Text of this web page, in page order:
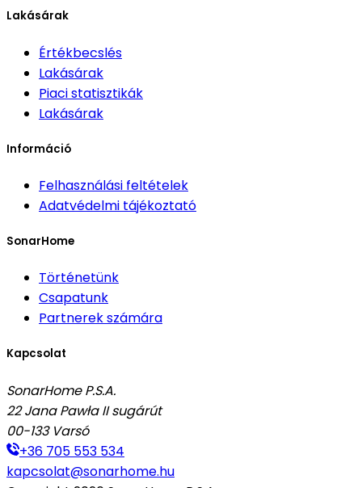
Lakásárak
Értékbecslés
Lakásárak
Piaci statisztikák
Lakásárak
Információ
Felhasználási feltételek
Adatvédelmi tájékoztató
SonarHome
Történetünk
Csapatunk
Partnerek számára
Kapcsolat
SonarHome P.S.A.
22 Jana Pawła II sugárút
00-133 Varsó
+36 705 553 534
kapcsolat@sonarhome.hu